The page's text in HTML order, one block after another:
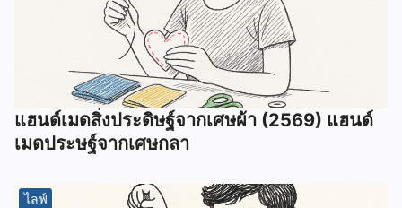
แฮนด์เมดสิ่งประดิษฐ์จากเศษผ้า (2569) แฮนด์
เมดประษฐ์จากเศษกลา
ไลฟ์